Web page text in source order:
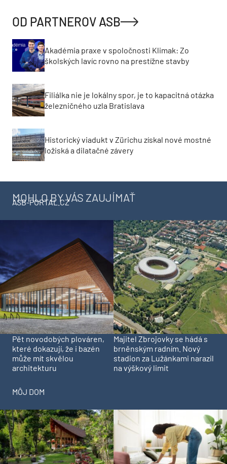
OD PARTNEROV ASB
Akadémia praxe v spoločnosti Klimak: Zo
školských lavíc rovno na prestížne stavby
Filiálka nie je lokálny spor, je to kapacitná otázka
železničného uzla Bratislava
Historický viadukt v Zürichu získal nové mostné
ložiská a dilatačné závery
MOHLO BY VÁS ZAUJÍMAŤ
ASB-PORTAL.CZ
Pět novodobých plováren,
které dokazují, že i bazén
může mít skvělou
architekturu
Majitel Zbrojovky se hádá s
brněnským radním. Nový
stadion za Lužánkami narazil
na výškový limit
MÔJ DOM